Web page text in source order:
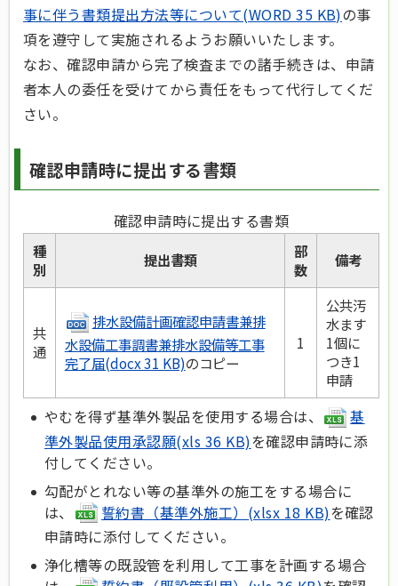
事に伴う書類提出方法等について(WORD 35 KB)の事
項を遵守して実施されるようお願いいたします。
なお、確認申請から完了検査までの諸手続きは、申請
者本人の委任を受けてから責任をもって代行してくだ
さい。
確認申請時に提出する書類
確認申請時に提出する書類
種
別
提出書類
部
数
備考
共
通
排水設備計画確認申請書兼排
水設備工事調書兼排水設備等工事
完了届(docx 31 KB)のコピー
1
公共汚
水ます
1個に
つき1
申請
やむを得ず基準外製品を使用する場合は、
基
準外製品使用承認願(xls 36 KB)を確認申請時に添
付してください。
勾配がとれない等の基準外の施工をする場合に
は、
誓約書（基準外施工）(xlsx 18 KB)を確認
申請時に添付してください。
浄化槽等の既設管を利用して工事を計画する場合